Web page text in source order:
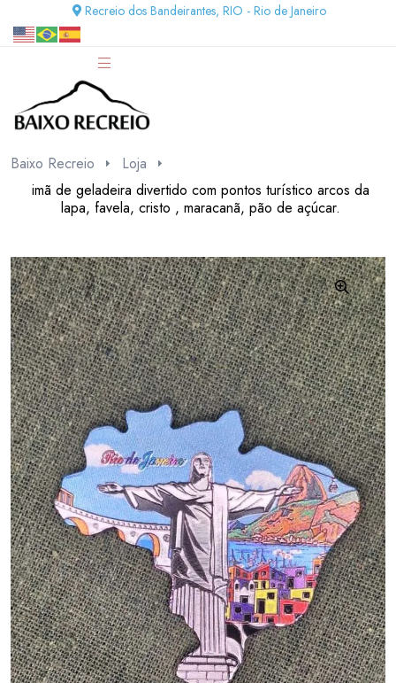
Recreio dos Bandeirantes, RIO - Rio de Janeiro
Baixo Recreio
Loja
imã de geladeira divertido com pontos turístico arcos da
lapa, favela, cristo , maracanã, pão de açúcar.